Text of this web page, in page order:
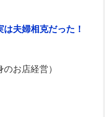
夫婦相克だった！
お店経営）